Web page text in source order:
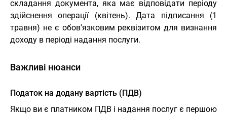
складання документа, яка має відповідати періоду
здійснення операції (квітень). Дата підписання (1
травня) не є обов'язковим реквізитом для визнання
доходу в періоді надання послуги.
Важливі нюанси
Податок на додану вартість (ПДВ)
Якщо ви є платником ПДВ і надання послуг є першою